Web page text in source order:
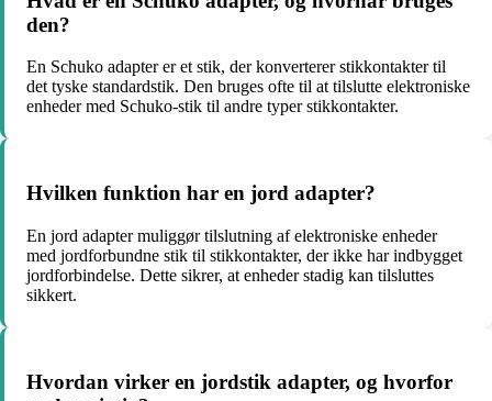
den?
En Schuko adapter er et stik, der konverterer stikkontakter til
det tyske standardstik. Den bruges ofte til at tilslutte elektroniske
enheder med Schuko-stik til andre typer stikkontakter.
Hvilken funktion har en jord adapter?
En jord adapter muliggør tilslutning af elektroniske enheder
med jordforbundne stik til stikkontakter, der ikke har indbygget
jordforbindelse. Dette sikrer, at enheder stadig kan tilsluttes
sikkert.
Hvordan virker en jordstik adapter, og hvorfor